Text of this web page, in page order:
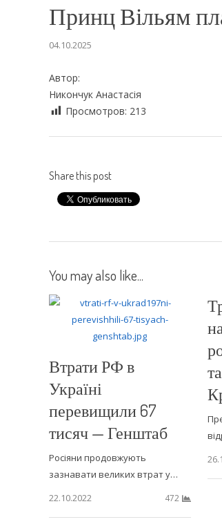
Принц Вільям
04.10.2025
Автор:
Никончук Анастасія
Просмотров: 213
Share this post
You may also like...
Втрати РФ в
Україні
перевищили 67
тисяч — Генштаб
Росіяни продовжують
зазнавати великих втрат у…
22.10.2022
472